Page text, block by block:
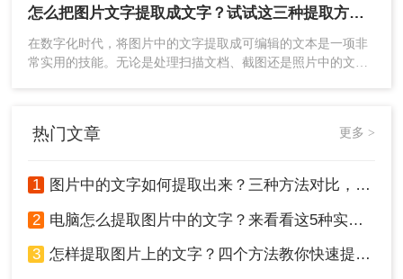
⚠️ 注意： 图片分辨率需≥300dpi；转换过程中请确保
三、专业OCR软件（高精度首选）
术研究、企业办公等高精度需求。
和公式识别
❌缺点：免费版功能受限（如转转大师OCR需
要从截图、照片或扫描件中提取文字的场景。
怎么把图片文字提取成文字？试试这三种提取方式！
在数字化时代，将图片中的文字提取成可编辑的文本是一项非
常实用的技能。无论是处理扫描文档、截图还是照片中的文
热门文章 更多 >
1 图片中的文字如何提取出来？三种方法对比，一看就懂！
2 电脑怎么提取图片中的文字？来看看这5种实用方法详解吧！
3 怎样提取图片上的文字？四个方法教你快速提取！